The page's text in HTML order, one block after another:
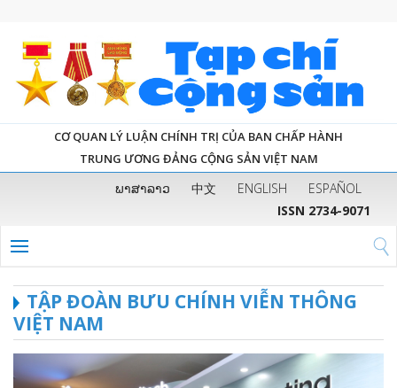
CƠ QUAN LÝ LUẬN CHÍNH TRỊ CỦA BAN CHẤP HÀNH
TRUNG ƯƠNG ĐẢNG CỘNG SẢN VIỆT NAM
ພາສາລາວ 中文 ENGLISH
ESPAÑOL
ISSN 2734-9071
TẬP ĐOÀN BƯU CHÍNH VIỄN THÔNG
VIỆT NAM